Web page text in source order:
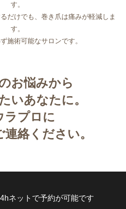
す。
だけでも、巻き爪は痛みが軽減しま
す。
施術可能なサロンです。
お悩みから
いあなたに。
ラプロに
絡ください。
ネットで予約が可能です